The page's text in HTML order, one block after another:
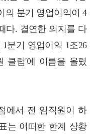
의 분기 영업이익이 4
다. 결연한 의지를 다
분기 영업이익 1조26
클럽'에 이름을 올렸
에서 전 임직원이 하
는 어떠한 한계 상황